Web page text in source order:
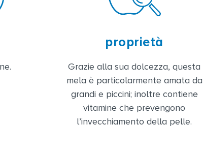
proprietà
Grazie alla sua dolcezza, questa
mela è particolarmente amata da
grandi e piccini; inoltre contiene
vitamine che prevengono
l’invecchiamento della pelle.